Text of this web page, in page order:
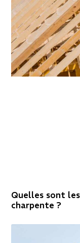
Quelles sont
charpente ?